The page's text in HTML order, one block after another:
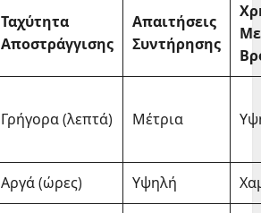
Ταχύτητα
Αποστράγγισης
Απαιτήσεις
Συντήρησης
Γρήγορα (λεπτά) Μέτρια
Αργά (ώρες) Υψηλή